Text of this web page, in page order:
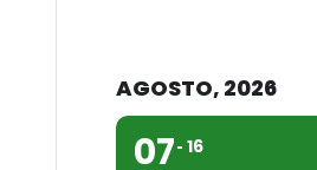
AGOSTO, 2026
07 16